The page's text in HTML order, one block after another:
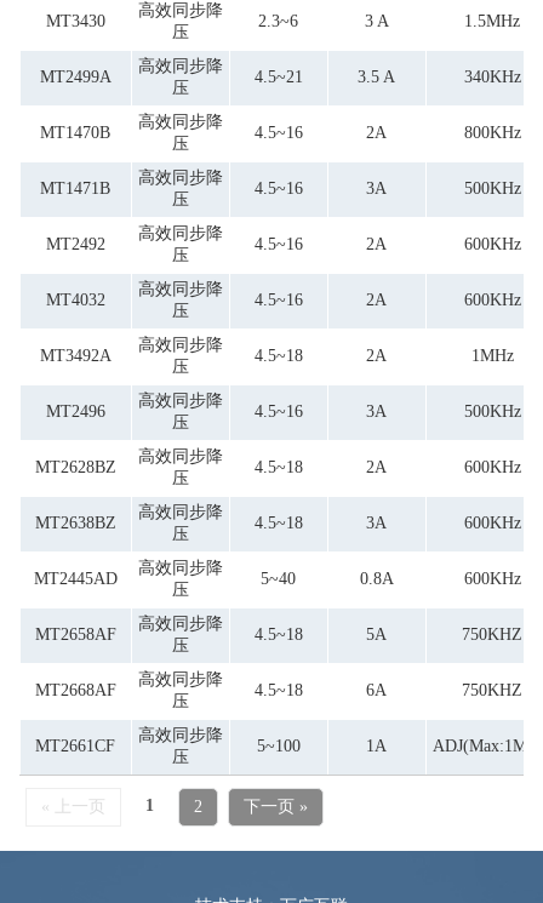
MT3430
高效同步降
压
2.3~6 3 A 1.5MHz
MT2499A
高效同步降
压
4.5~21 3.5 A 340KHz
MT1470B
高效同步降
压
4.5~16 2A 800KHz
MT1471B
高效同步降
压
4.5~16 3A 500KHz
MT2492
高效同步降
压
4.5~16 2A 600KHz
MT4032
高效同步降
压
4.5~16 2A 600KHz
MT3492A
高效同步降
压
4.5~18 2A 1MHz
MT2496
高效同步降
压
4.5~16 3A 500KHz
MT2628BZ
高效同步降
压
4.5~18 2A 600KHz
MT2638BZ
高效同步降
压
4.5~18 3A 600KHz
MT2445AD
高效同步降
压
5~40 0.8A 600KHz
MT2658AF
高效同步降
压
4.5~18 5A 750KHZ
MT2668AF
高效同步降
压
4.5~18 6A 750KHZ
MT2661CF
高效同步降
压
5~100 1A
« 上一页 1 2 下一页 »